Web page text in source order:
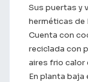
Sus puertas y
herméticas de
Cuenta con
reciclada con
aires frio calor
En planta